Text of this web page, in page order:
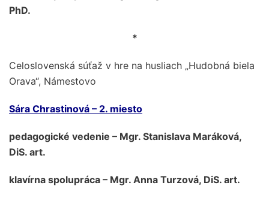
PhD.
*
Celoslovenská súťaž v hre na husliach „Hudobná biela
Orava“, Námestovo
Sára Chrastinová – 2. miesto
pedagogické vedenie – Mgr. Stanislava Maráková,
DiS. art.
klavírna spolupráca – Mgr. Anna Turzová, DiS. art.